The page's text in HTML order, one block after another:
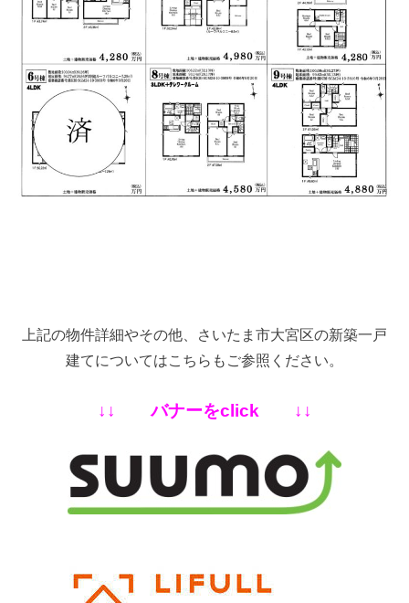
上記の物件詳細やその他、さいたま市大宮区の新築一戸
建てについてはこちらもご参照ください。
↓↓ バナーをclick ↓↓